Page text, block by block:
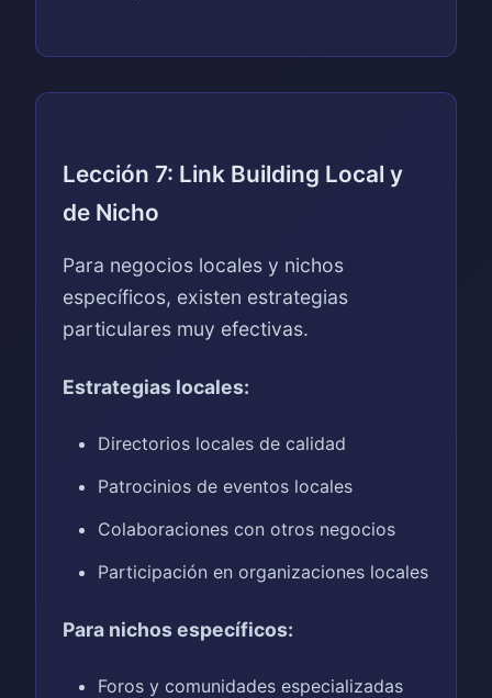
Lección 7: Link Building Local y
de Nicho
Para negocios locales y nichos
específicos, existen estrategias
particulares muy efectivas.
Estrategias locales:
Directorios locales de calidad
Patrocinios de eventos locales
Colaboraciones con otros negocios
Participación en organizaciones locales
Para nichos específicos:
Foros y comunidades especializadas